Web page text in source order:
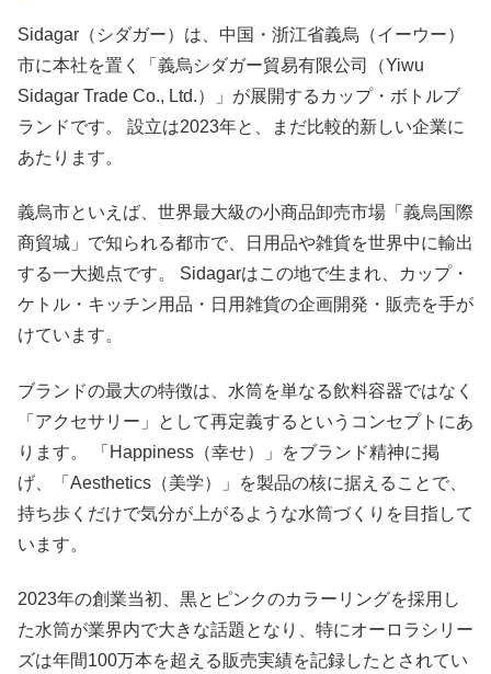
Sidagar（シダガー）は、中国・浙江省義烏（イーウー）
市に本社を置く「義烏シダガー貿易有限公司（Yiwu
Sidagar Trade Co., Ltd.）」が展開するカップ・ボトルブ
ランドです。 設立は2023年と、まだ比較的新しい企業に
あたります。
義烏市といえば、世界最大級の小商品卸売市場「義烏国際
商貿城」で知られる都市で、日用品や雑貨を世界中に輸出
する一大拠点です。 Sidagarはこの地で生まれ、カップ・
ケトル・キッチン用品・日用雑貨の企画開発・販売を手が
けています。
ブランドの最大の特徴は、水筒を単なる飲料容器ではなく
「アクセサリー」として再定義するというコンセプトにあ
ります。 「Happiness（幸せ）」をブランド精神に掲
げ、「Aesthetics（美学）」を製品の核に据えることで、
持ち歩くだけで気分が上がるような水筒づくりを目指して
います。
2023年の創業当初、黒とピンクのカラーリングを採用し
た水筒が業界内で大きな話題となり、特にオーロラシリー
ズは年間100万本を超える販売実績を記録したとされてい